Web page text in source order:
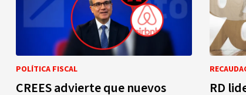
POLÍTICA FISCAL
CREES advierte que nuevos
RD